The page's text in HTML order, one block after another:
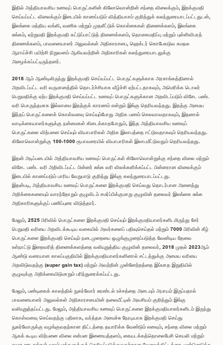
இதில் அத்தியாவசிய உணவுப் பொருட்களின் கிலோவொன்றின் சந்தை விலைக்கும், இறக்குமதி
செய்யப்பட்ட விலைக்கும் இடையில் காணப்படும் வித்தியாசம் குறித்துக் கலந்துரையாடப்பட்டதுடன்,
இலங்கை மத்திய வங்கி, வணிக மற்றும் முதலீட்டுக் கொள்கைகள் திணைக்களம், இலங்கை
சுங்கம், ஏற்றுமதி இறக்குமதி கட்டுப்பாட்டுத் திணைக்களம், தொகைமதிப்பு மற்றும் புள்ளிவிபரத்
திணைக்களம், பாவனையாளர் அலுவல்கள் அதிகாரசபை, ஹெக்டர் கொபேகடுவ கமநல
ஆராய்ச்சி பயிற்சி நிறுவனம் ஆகியவற்றின் அதிகாரிகள் கலந்துரையாடலுக்கு
அழைக்கப்பட்டிருந்தனர்.
2018 ஆம் ஆண்டிலிருந்து இறக்குமதி செய்யப்பட்ட பொருட்களுக்காக அரசாங்கத்தினால்
அறவிடப்பட்ட வரி வருமானத்தில் தொடர்ச்சியாக வீழ்ச்சி ஏற்பட்டதாகவும், அமெரிக்க டொலர்
பெறுமதிக்கு ஏற்ப இறக்குமதி செய்யப்பட்ட உணவுப் பொருட்களுக்கான அறவிடப்படும் விசேட பண்ட
வரி பொருத்தமாக இல்லாமை இதற்குக் காரணம் என்றும் இங்கு தெரியவந்தது. இதற்கு அமைய
இந்தப் பொருட்களைக் கொள்வனவு செய்யும்போது அதிக பணம் செலவாவதாகவும், இதனால்
வாடிக்கையாளர்களுக்கு நன்மைகள் கிடைக்காதபோதும், இந்த அத்தியாவசிய உணவுப்
பொருட்களை விற்பனை செய்யும் வியாபாரிகள் அதிக இலாபத்தை ஈட்டுவதாகவும் தெரியவந்தது.
கிலோவொன்றுக்கு 100-1000 ரூபாவரையில் வியாபாரிகள் இலாபமீட்டுவதும் தெரியவந்தது.
இதன் அடிப்படையில் அத்தியாவசிய உணவுப் பொருட்கள் கிலோவொன்றுக்கு சந்தை விலை மற்றும்
விசேட பண்ட வரி அறிவிடப்பட்ட பின்னர் சுங்க வரி விலக்களிக்கப்பட்ட பின்னரான விலைக்கும்
இடையில் காணப்படும் பாரிய வேறுபாடு குறித்து இங்கு கலந்துரையாடப்பட்டது.
இதன்படி, அத்தியாவசிய உணவுப் பொருட்களை இறக்குமதி செய்வது தொடர்பான அனைத்து
அறிக்கைகளையும் வாரந்தோறும் குழுவிடம் சமர்ப்பிக்குமாறு குழுவின் தலைவர் இலங்கை சுங்க
அதிகாரிகளுக்குப் பணிப்புரை விடுத்தார்.
மேலும், 2525 பிரிவில் பொருட்களை இறக்குமதி செய்யும் இறக்குமதியாளர்களிடமிருந்து சேர்
பெறுமதி வரியை அறவிடக்கூடிய வகையில் அவர்களைப் பதிவுசெய்தல் மற்றும் 7000 பிரிவின் கீழ்
பொருட்களை இறக்குமதி செய்யும் நடைமுறையை ஒழுங்குமுறைப்படுத்த வேண்டிய தேவை
உள்நாட்டு இறைவரித் திணைக்களத்தை வலியுறுத்திய குழுவின் தலைவர், 2018 முதல் 2023ஆம்
ஆண்டு வரையான காலப்பகுதியில் இறக்குமதியாளர்களினால் சட்டத்துக்கு அமைய வரியை
அறவிடுவதற்கு (super gain tax) மற்றும் அவற்றின் முன்னேற்றத்தை இம்மாத இறுதியில்
குழுவுக்கு அறிக்கையிடுமாறும் பரிந்துரைக்கப்பட்டது.
மேலும், பண்டிகைக் காலத்தில் நுகர்வோர் சுரண்டல் உச்சத்தை அடையும் அபாயம் இருப்பதால்
பாவனையாளர் அலுவல்கள் அதிகாரசபையின் தலையீட்டின் அவசியம் குறித்தும் இங்கு
வலியுறுத்தப்பட்டது. மேலும், அத்தியாவசிய உணவுப் பொருட்களை இறக்குமதியாளர்களிடம் இருந்து
கொள்வனவு செய்வதற்கு பதிலாக, வர்த்தக அமைச்சு நேரடியாக இறக்குமதி செய்து
நுகர்வோருக்கு வழங்குவதற்கான திட்டத்தை தயாரிக்க வேண்டும் எனவும், சந்தை விலை மற்றும்
ஆகக் கூடிய விற்பனை விலை என்பன இணையத்தளம், கையடக்கத்தொலைபேசி செயலி மற்றும்